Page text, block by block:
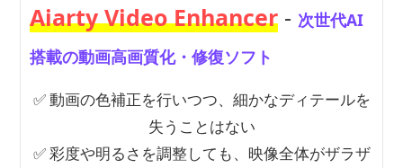
Aiarty Video Enhancer - 次世代AI
搭載の動画高画質化・修復ソフト
✅ 動画の色補正を行いつつ、細かなディテールを
失うことはない
✅ 彩度や明るさを調整しても、映像全体がザラザ